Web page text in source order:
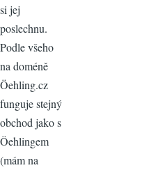
si jej
poslechnu.
Podle všeho
na doméně
Öehling.cz
funguje stejný
obchod jako s
Öehlingem
(mám na